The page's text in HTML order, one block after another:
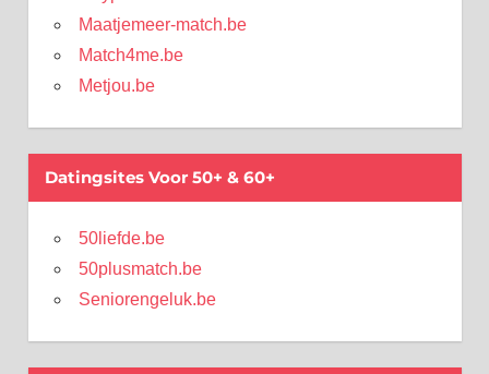
Maatjemeer-match.be
Match4me.be
Metjou.be
Datingsites Voor 50+ & 60+
50liefde.be
50plusmatch.be
Seniorengeluk.be